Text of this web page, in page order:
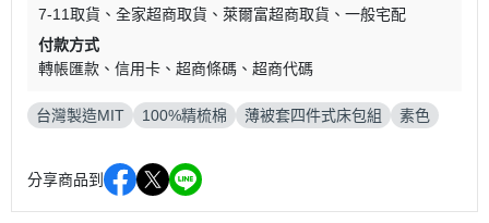
7-11取貨
全家超商取貨 萊爾富超商取貨
一般宅配
付款方式
轉帳匯款
信用卡 超商條碼 超商代碼
台灣製造MIT 100%精梳棉 薄被套四件式床包組 素色
分享商品到